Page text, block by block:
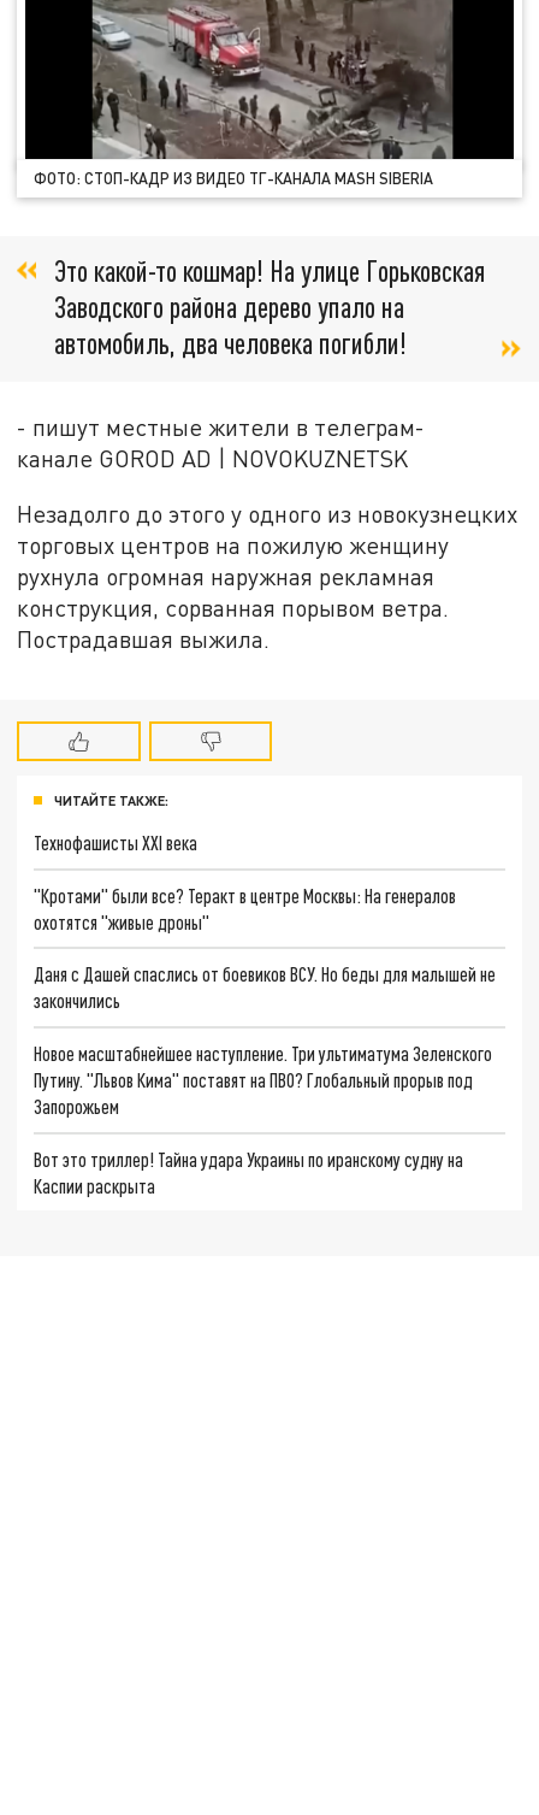
ФОТО: СТОП-КАДР ИЗ ВИДЕО ТГ-КАНАЛА MASH SIBERIA
Это какой-то кошмар! На улице Горьковская
Заводского района дерево упало на
автомобиль, два человека погибли!
- пишут местные жители в телеграм-
канале GOROD AD | NOVOKUZNETSK
Незадолго до этого у одного из новокузнецких
торговых центров на пожилую женщину
рухнула огромная наружная рекламная
конструкция, сорванная порывом ветра.
Пострадавшая выжила.
ЧИТАЙТЕ ТАКЖЕ:
Технофашисты XXI века
"Кротами" были все? Теракт в центре Москвы: На генералов
охотятся "живые дроны"
Даня с Дашей спаслись от боевиков ВСУ. Но беды для малышей не
закончились
Новое масштабнейшее наступление. Три ультиматума Зеленского
Путину. "Львов Кима" поставят на ПВО? Глобальный прорыв под
Запорожьем
Вот это триллер! Тайна удара Украины по иранскому судну на
Каспии раскрыта